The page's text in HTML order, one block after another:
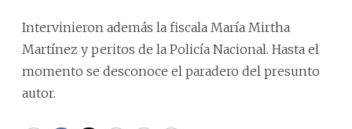
Intervinieron además la fiscala María Mirtha
Martínez y peritos de la Policía Nacional. Hasta el
momento se desconoce el paradero del presunto
autor.